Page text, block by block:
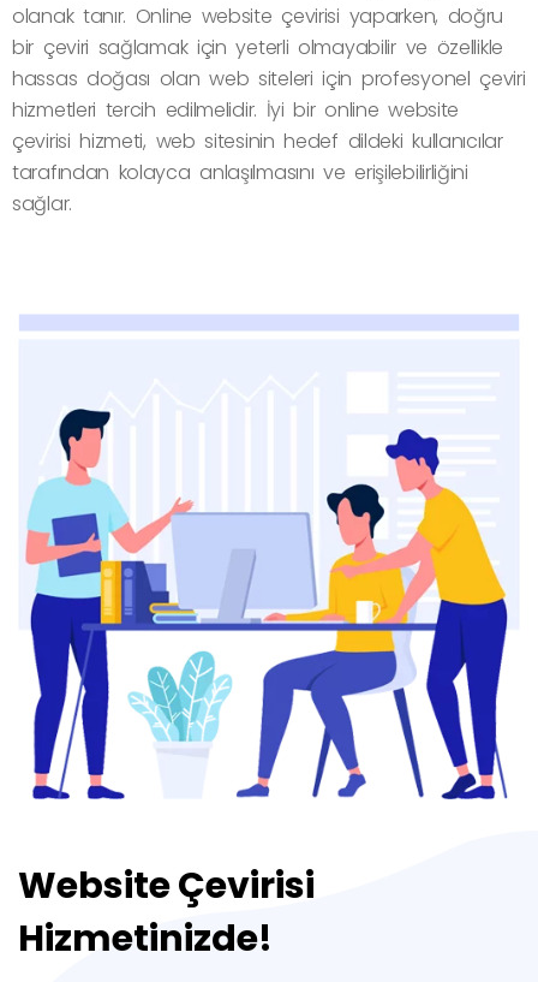
olanak tanır. Online website çevirisi yaparken, doğru
bir çeviri sağlamak için yeterli olmayabilir ve özellikle
hassas doğası olan web siteleri için profesyonel çeviri
hizmetleri tercih edilmelidir. İyi bir online website
çevirisi hizmeti, web sitesinin hedef dildeki kullanıcılar
tarafından kolayca anlaşılmasını ve erişilebilirliğini
sağlar.
Website Çevirisi
Hizmetinizde!